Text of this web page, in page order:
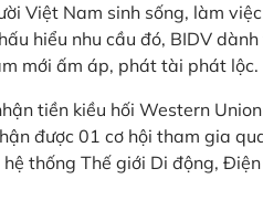
Việt Nam sinh sống, làm
hiểu nhu cầu đó, BIDV
mới ấm áp, phát tài phát lộc.
tiền kiều hối Western
được 01 cơ hội tham gia
thống Thế giới Di động,